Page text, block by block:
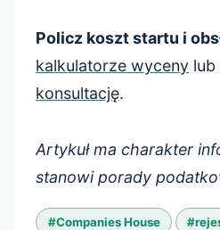
Policz koszt startu i
kalkulatorze wyceny lub
konsultację.
Artykuł ma charakter
stanowi porady
Tagi
#Companies House #